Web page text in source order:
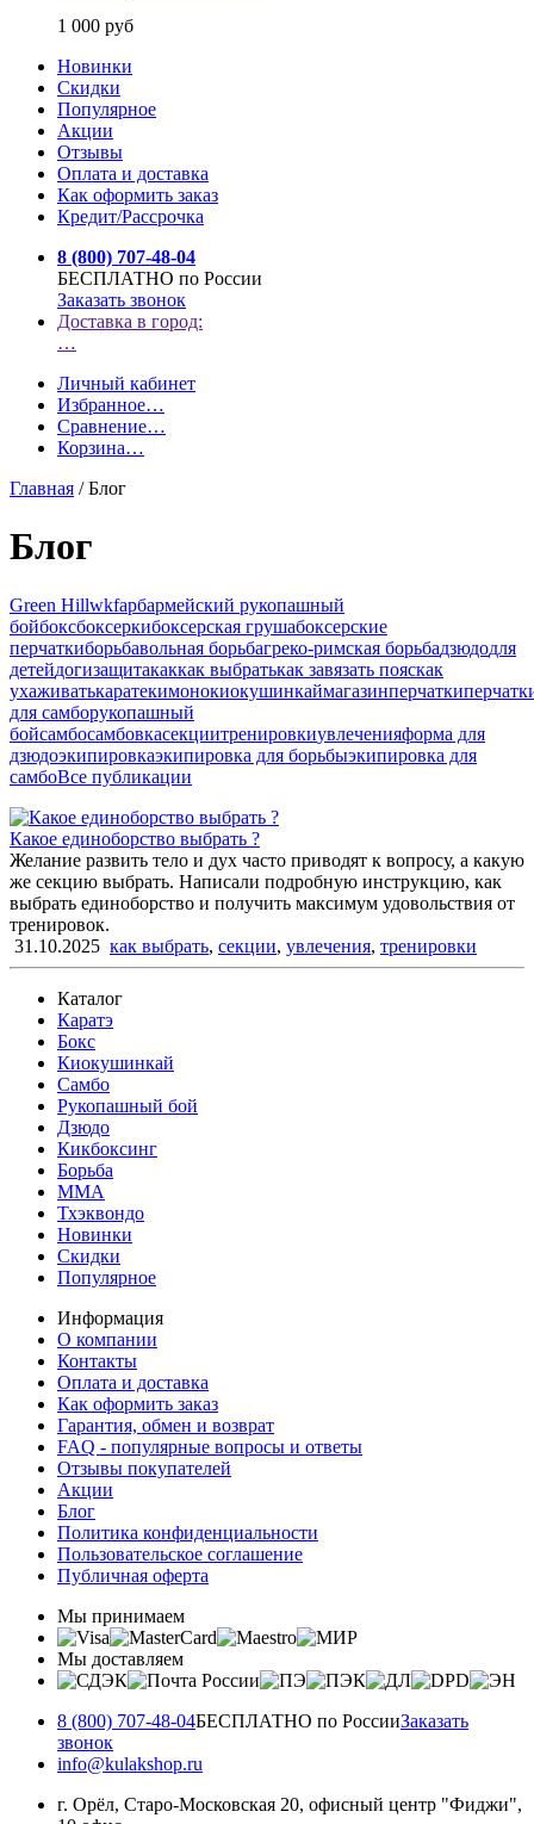
1 000 руб
Новинки
Скидки
Популярное
Акции
Отзывы
Оплата и доставка
Как оформить заказ
Кредит/Рассрочка
8 (800) 707-48-04
БЕСПЛАТНО по России
Заказать звонок
Доставка в город:
…
Личный кабинет
Избранное…
Сравнение…
Корзина…
Главная /Блог
Блог
Green Hillwkfарбармейский рукопашный
бойбоксбоксеркибоксерская грушабоксерские
перчаткиборьбавольная борьбагреко-римская борьбадзюдодля
детейдогизащитакаккак выбратькак завязать пояскак
ухаживатькаратекимонокиокушинкаймагазинперчатки
для самборукопашный
бойсамбосамбовкасекциитренировкиувлеченияформа для
дзюдоэкипировкаэкипировка для борьбыэкипировка для
самбоВсе публикации
Какое единоборство выбрать ?
Желание развить тело и дух часто приводят к вопросу, а какую
же секцию выбрать. Написали подробную инструкцию, как
выбрать единоборство и получить максимум удовольствия от
тренировок.
31.10.2025 как выбрать, секции, увлечения, тренировки
Каталог
Каратэ
Бокс
Киокушинкай
Самбо
Рукопашный бой
Дзюдо
Кикбоксинг
Борьба
MMA
Тхэквондо
Новинки
Скидки
Популярное
Информация
О компании
Контакты
Оплата и доставка
Как оформить заказ
Гарантия, обмен и возврат
FAQ - популярные вопросы и ответы
Отзывы покупателей
Акции
Блог
Политика конфиденциальности
Пользовательское соглашение
Публичная оферта
Мы принимаем
Мы доставляем
8 (800) 707-48-04БЕСПЛАТНО по РоссииЗаказать
звонок
info@kulakshop.ru
г. Орёл, Старо-Московская 20, офисный центр "Фиджи",